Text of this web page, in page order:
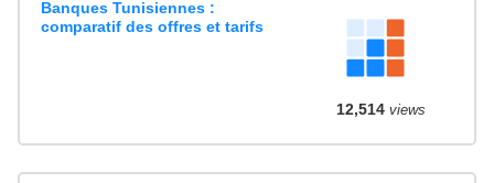
Banques Tunisiennes :
comparatif des offres et tarifs
12,514views